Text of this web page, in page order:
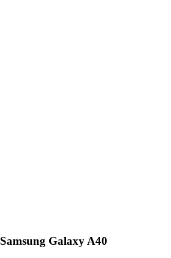
Samsung Galaxy A40